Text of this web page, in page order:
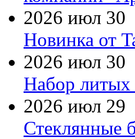
2026 июл 30
Новинка от
2026 июл 30
Набор литых
2026 июл 29
Стеклянные